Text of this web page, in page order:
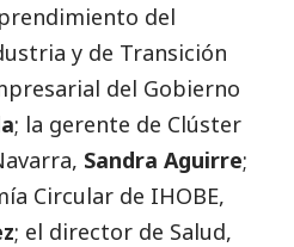
del
y de Transición
del Gobierno
; la gerente de Clúster
Sandra Aguirre;
Circular de IHOBE,
; el director de Salud,